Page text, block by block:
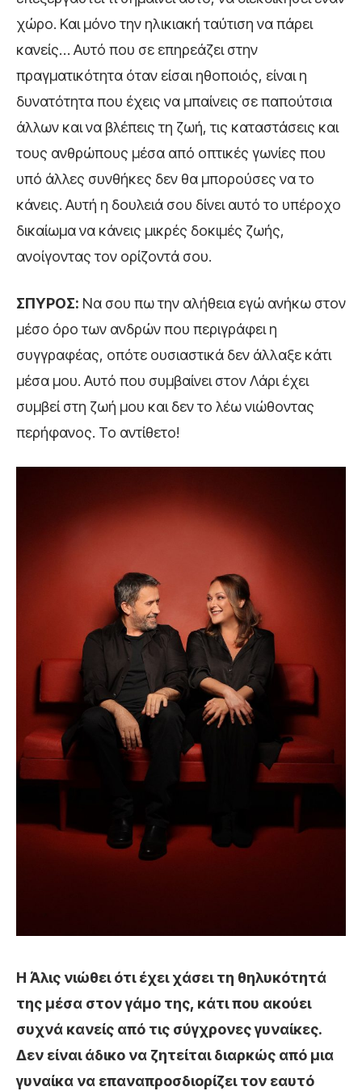
χώρο. Και μόνο την ηλικιακή ταύτιση να πάρει
κανείς… Αυτό που σε επηρεάζει στην
πραγματικότητα όταν είσαι ηθοποιός, είναι η
δυνατότητα που έχεις να μπαίνεις σε παπούτσια
άλλων και να βλέπεις τη ζωή, τις καταστάσεις και
τους ανθρώπους μέσα από οπτικές γωνίες που
υπό άλλες συνθήκες δεν θα μπορούσες να το
κάνεις. Αυτή η δουλειά σου δίνει αυτό το υπέροχο
δικαίωμα να κάνεις μικρές δοκιμές ζωής,
ανοίγοντας τον ορίζοντά σου.
ΣΠΥΡΟΣ: Να σου πω την αλήθεια εγώ ανήκω στον
μέσο όρο των ανδρών που περιγράφει η
συγγραφέας, οπότε ουσιαστικά δεν άλλαξε κάτι
μέσα μου. Αυτό που συμβαίνει στον Λάρι έχει
συμβεί στη ζωή μου και δεν το λέω νιώθοντας
περήφανος. Το αντίθετο!
Η Άλις νιώθει ότι έχει χάσει τη θηλυκότητά
της μέσα στον γάμο της, κάτι που ακούει
συχνά κανείς από τις σύγχρονες γυναίκες.
Δεν είναι άδικο να ζητείται διαρκώς από μια
γυναίκα να επαναπροσδιορίζει τον εαυτό